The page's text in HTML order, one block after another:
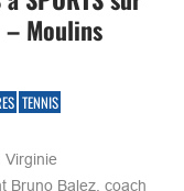
– Moulins
TENNIS
Virginie
Bruno Balez, coach